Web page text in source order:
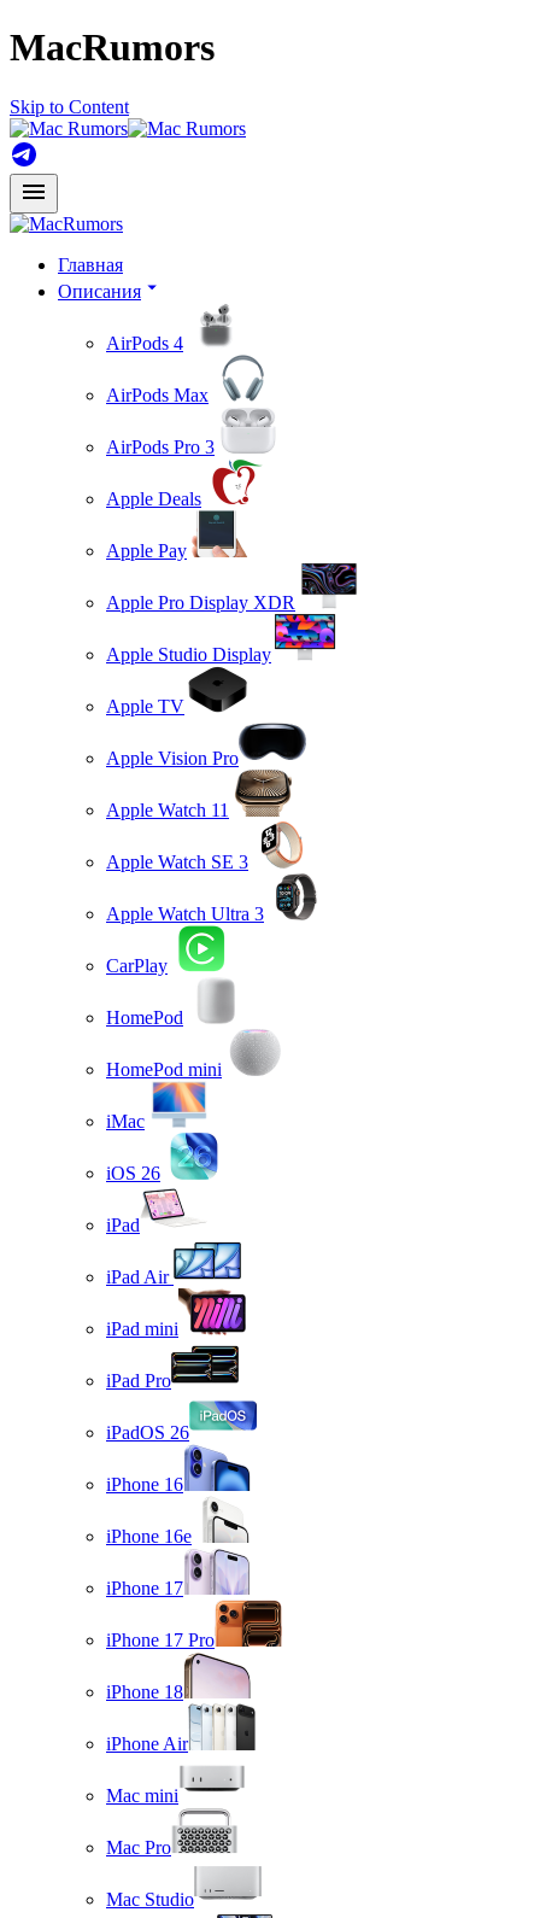
MacRumors
Skip to Content
Главная
Описания
AirPods 4
AirPods Max
AirPods Pro 3
Apple Deals
Apple Pay
Apple Pro Display XDR
Apple Studio Display
Apple TV
Apple Vision Pro
Apple Watch 11
Apple Watch SE 3
Apple Watch Ultra 3
CarPlay
HomePod
HomePod mini
iMac
iOS 26
iPad
iPad Air
iPad mini
iPad Pro
iPadOS 26
iPhone 16
iPhone 16e
iPhone 17
iPhone 17 Pro
iPhone 18
iPhone Air
Mac mini
Mac Pro
Mac Studio